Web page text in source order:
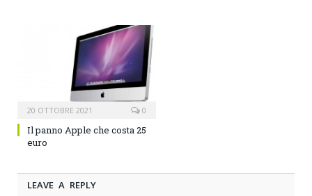
20 OTTOBRE 2021 0
Il panno Apple che costa 25
euro
LEAVE A REPLY